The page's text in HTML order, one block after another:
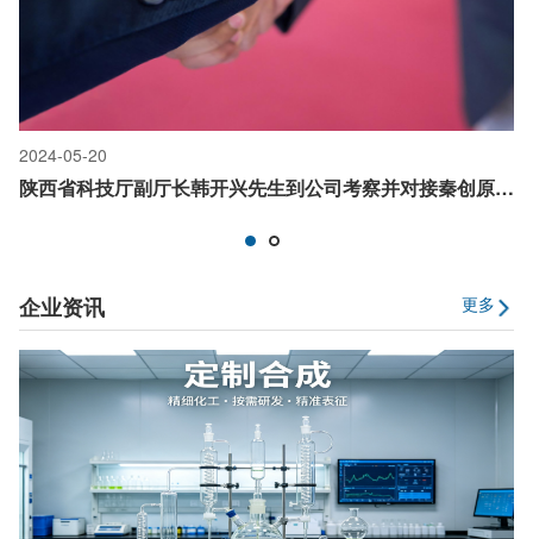
2024-05-20
陕西省科技厅副厅长韩开兴先生到公司考察并对接秦创原建设工作
企业资讯 更多